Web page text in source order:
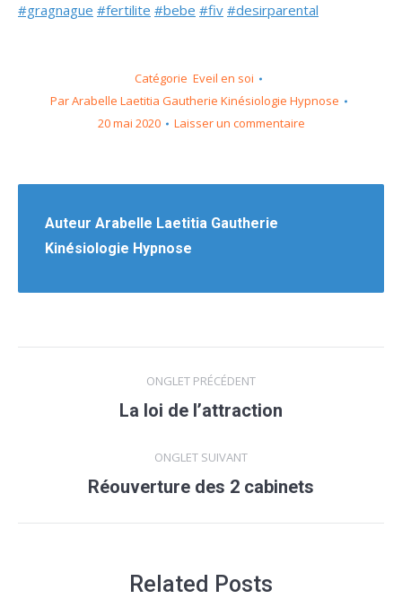
#gragnague #fertilite #bebe #fiv #desirparental
Catégorie Eveil en soi
ParArabelle Laetitia Gautherie Kinésiologie Hypnose
20 mai 2020
Laisser un commentaire
Auteur Arabelle Laetitia Gautherie
Kinésiologie Hypnose
commentaire
ONGLET PRÉCÉDENT
Onglet
La loi de l’attraction
ONGLET SUIVANT
Onglet
Réouverture des 2 cabinets
Related Posts